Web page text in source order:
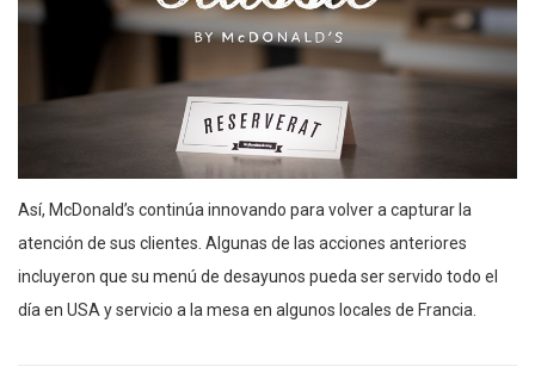
Así, McDonald’s continúa innovando para volver a capturar la
atención de sus clientes. Algunas de las acciones anteriores
incluyeron que su menú de desayunos pueda ser servido todo el
día en USA y servicio a la mesa en algunos locales de Francia.